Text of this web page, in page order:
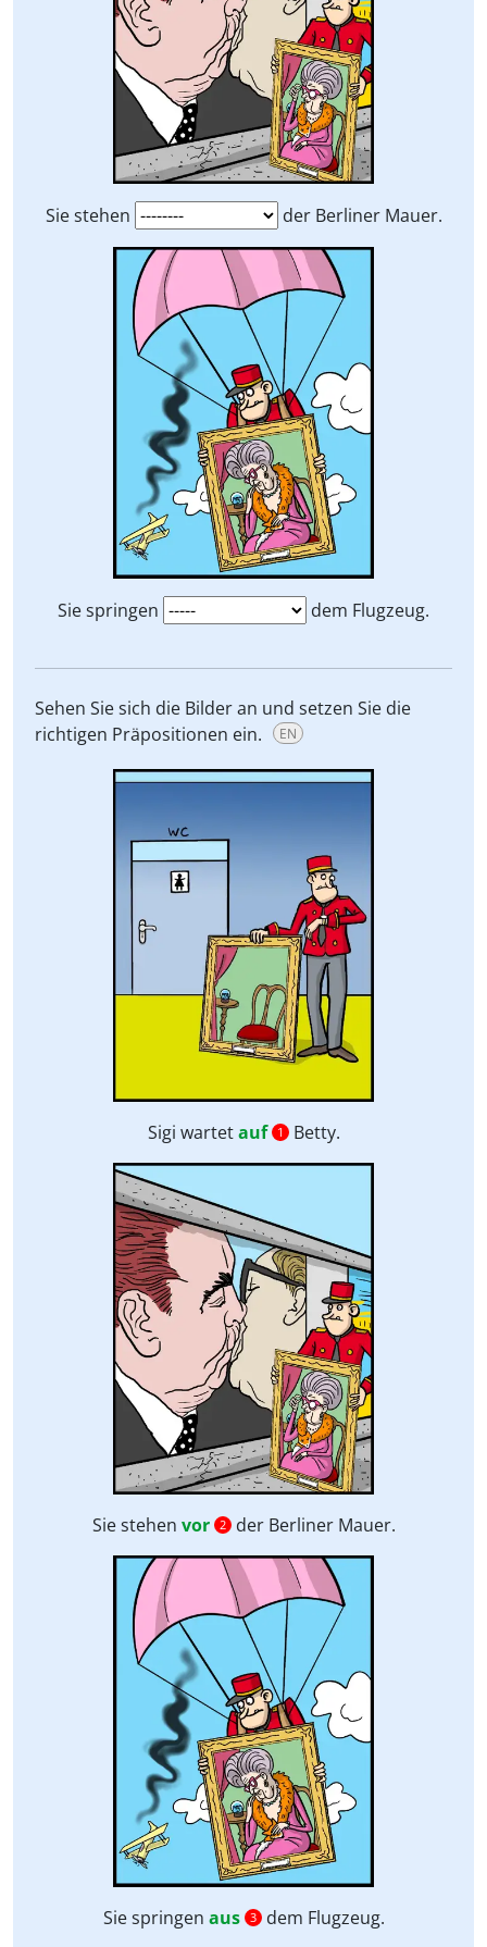
Sie stehen der Berliner Mauer.
Sie springen dem Flugzeug.
Sehen Sie sich die Bilder an und setzen Sie die
richtigen Präpositionen ein.
EN
Sigi wartetauf 1 Betty.
Sie stehen vor 2 der Berliner Mauer.
Sie springen aus 3 dem Flugzeug.